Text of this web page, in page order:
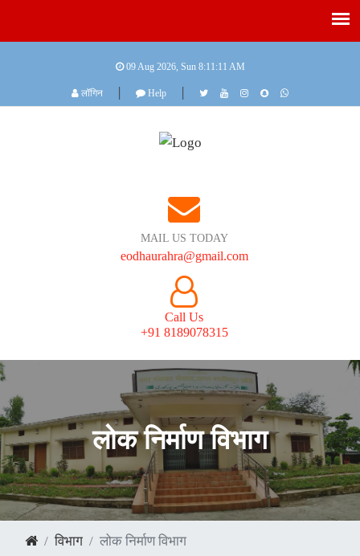
09 Aug 2026, Sun 8:11:11 AM
लॉगिन | Help |
MAIL US TODAY
eodhaurahra@gmail.com
Call Us
+91 8189078315
लोक निर्माण विभाग
विभाग लोक निर्माण विभाग